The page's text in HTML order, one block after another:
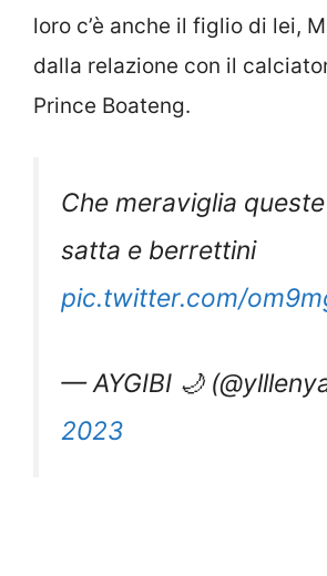
loro c’è anche il figlio di lei,
dalla relazione con il
Prince Boateng.
Che meraviglia
satta e berrettini
pic.twitter.com/
— AYGIBI 🌙
2023